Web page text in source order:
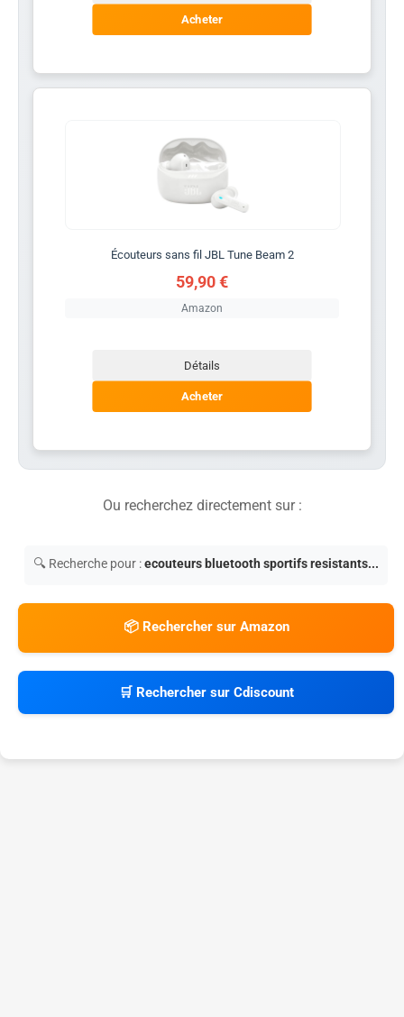
Acheter
Écouteurs sans fil JBL Tune Beam 2
59,90 €
Amazon
Détails
Acheter
Ou recherchez directement sur :
🔍 Recherche pour :ecouteurs bluetooth sportifs resistants...
📦 Rechercher sur Amazon
🛒 Rechercher sur Cdiscount